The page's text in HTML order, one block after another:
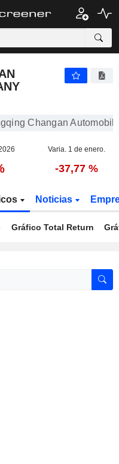
Changan
Varia. 1 de enero.
-37,77 %
Noticias
Gráfico Total Return